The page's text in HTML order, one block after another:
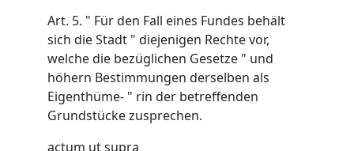
Art. 5. " Für den Fall eines Fundes behält
sich die Stadt " diejenigen Rechte vor,
welche die bezüglichen Gesetze " und
höhern Bestimmungen derselben als
Eigenthüme- " rin der betreffenden
Grundstücke zusprechen.
actum ut supra